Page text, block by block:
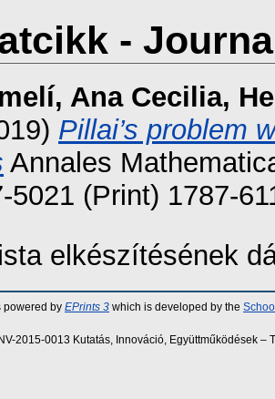
-
Ana Cecilia,
Pillai’s problem
Annales
5021 (Print) 1787-
elkészítésének
powered by EPrints 3 which is developed by the
2015-0013 Kutatás, Innováció, Együttműködések